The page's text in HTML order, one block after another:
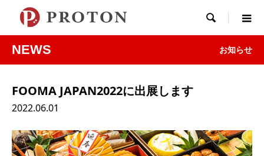

NEWS お知らせ
FOOMA JAPAN2022に出展します
2022.06.01